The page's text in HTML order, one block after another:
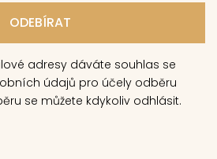
adresy dáváte souhlas se
údajů pro účely odběru
se můžete kdykoliv odhlásit.